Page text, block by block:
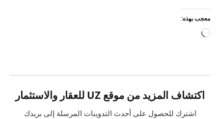
معجب بهذه:
جاري
اكتشاف المزيد من موقع UZ للعقار والاستثمار
اشترك للحصول على أحدث التدوينات المرسلة إلى بريدك